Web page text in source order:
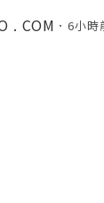
. COM 6小時